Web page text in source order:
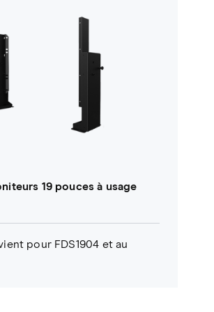
19 pouces à usage
pour FDS1904 et au